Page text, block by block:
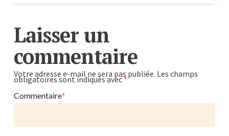
Faites
sécher
vos
aliments
facilement
avec
le
Sedona
Laisser un
commentaire
Votre adresse e-mail ne sera pas publiée. Les champs
obligatoires sont indiqués avec*
Commentaire*